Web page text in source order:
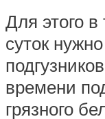
Для этого
суток
времени
грязного